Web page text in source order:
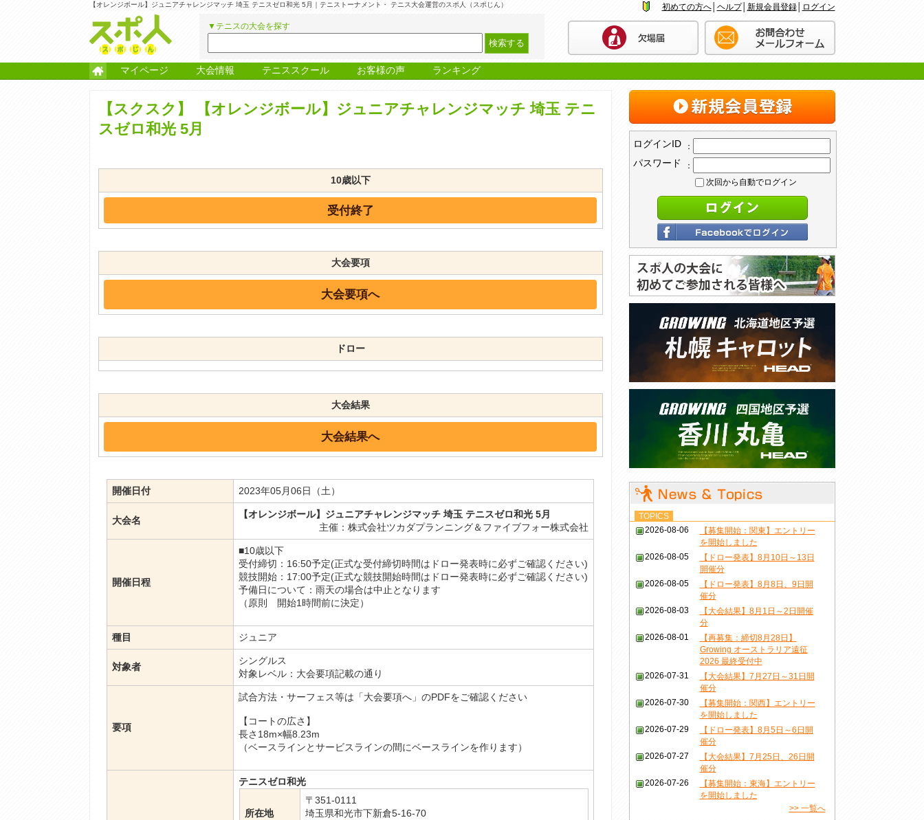
【オレンジボール】ジュニアチャレンジマッチ 埼玉 テニスゼロ和光 5月｜テニストーナメント・ テニス大会運営のスポ人（スポじん） 初めての方へ│ ヘルプ│ 新規会員登録│
ログイン
▼テニスの大会を探す
マイページ 大会情報 テニススクール お客様の声 ランキング
【スクスク】
【オレンジボール】ジュニアチャレンジマッチ 埼玉 テニ
スゼロ和光 5月
10歳以下
受付終了
大会要項
大会要項へ
ドロー
大会結果
大会結果へ
開催日付 2023年05月06日（土）
大会名
【オレンジボール】ジュニアチャレンジマッチ 埼玉 テニスゼロ和光 5月
主催：株式会社ツカダプランニング＆ファイブフォー株式会社
開催日程
■10歳以下
受付締切：16:50予定(正式な受付締切時間はドロー発表時に必ずご確認ください)
競技開始：17:00予定(正式な競技開始時間はドロー発表時に必ずご確認ください)
予備日について：雨天の場合は中止となります
（原則 開始1時間前に決定）
種目 ジュニア
対象者
シングルス
対象レベル：大会要項記載の通り
要項
試合方法・サーフェス等は「大会要項へ」のPDFをご確認ください
【コートの広さ】
長さ18m×幅8.23m
（ベースラインとサービスラインの間にベースラインを作ります）
テニスゼロ和光
所在地
〒351-0111
埼玉県和光市下新倉5-16-70
ログインID ：
パスワード
：
次回から自動でログイン
TOPICS
2026-08-06
【募集開始：関東】エントリー
を開始しました
2026-08-05
【ドロー発表】8月10日～13日
開催分
2026-08-05
【ドロー発表】8月8日、9日開
催分
2026-08-03
【大会結果】8月1日～2日開催
分
2026-08-01
【再募集：締切8月28日】
Growing オーストラリア遠征
2026 最終受付中
2026-07-31
【大会結果】7月27日～31日開
催分
2026-07-30
【募集開始：関西】エントリー
を開始しました
2026-07-29
【ドロー発表】8月5日～6日開
催分
2026-07-27
【大会結果】7月25日、26日開
催分
2026-07-26
【募集開始：東海】エントリー
を開始しました
>> 一覧へ